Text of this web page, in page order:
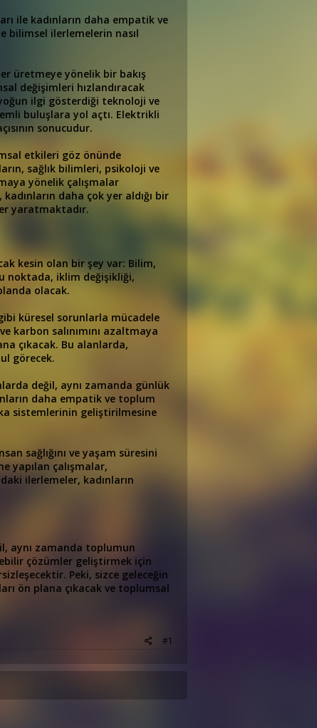
ile kadınların daha empatik ve
bilimsel ilerlemelerin nasıl
üretmeye yönelik bir bakış
değişimleri hızlandıracak
ilgi gösterdiği teknoloji ve
buluşlara yol açtı. Elektrikli
sonucudur.
etkileri göz önünde
sağlık bilimleri, psikoloji ve
yönelik çalışmalar
daha çok yer aldığı bir
yaratmaktadır.
kesin olan bir şey var: Bilim,
noktada, iklim değişikliği,
olacak.
küresel sorunlarla mücadele
karbon salınımını azaltmaya
çıkacak. Bu alanlarda,
görecek.
değil, aynı zamanda günlük
daha empatik ve toplum
sistemlerinin geliştirilmesine
sağlığını ve yaşam süresini
yapılan çalışmalar,
ilerlemeler, kadınların
aynı zamanda toplumun
çözümler geliştirmek için
Peki, sizce geleceğin
ön plana çıkacak ve toplumsal
#1